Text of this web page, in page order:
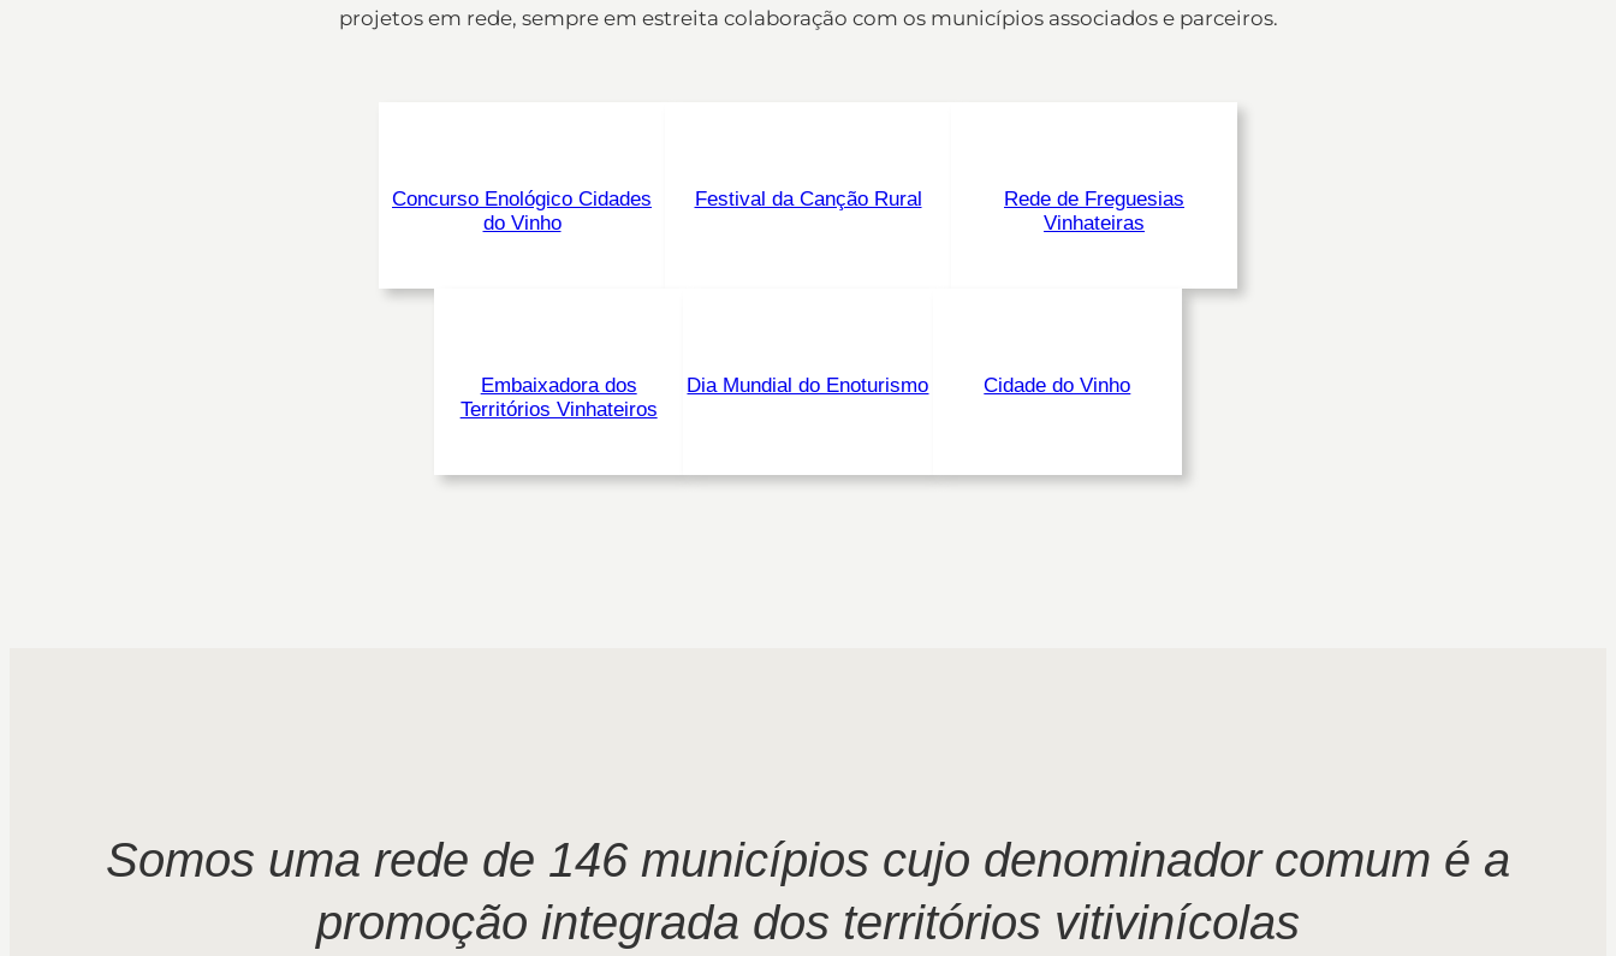
projetos em rede, sempre em estreita colaboração com os municípios associados e parceiros.
Concurso Enológico Cidades
do Vinho
Festival da Canção Rural
Rede de Freguesias
Vinhateiras
Embaixadora dos
Territórios Vinhateiros
Dia Mundial do Enoturismo Cidade do Vinho
Somos uma rede de 146 municípios cujo denominador comum é a
promoção integrada dos territórios vitivinícolas